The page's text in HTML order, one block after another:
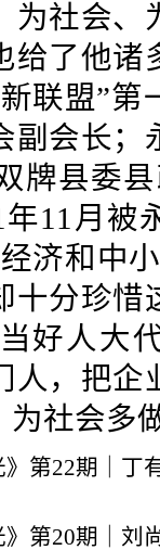
为社会、
给了他诸
联盟”第
副会长；
牌县委
11月被
济和中
十分珍惜
好人大
人，把企
为社会多
》第22期｜
》第20期｜